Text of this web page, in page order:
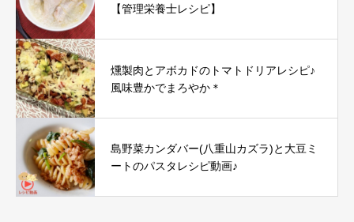
【管理栄養士レシピ】
燻製肉とアボカドのトマトドリアレシピ♪
風味豊かでまろやか＊
島野菜カンダバー(八重山カズラ)と大豆ミ
ートのパスタレシピ動画♪